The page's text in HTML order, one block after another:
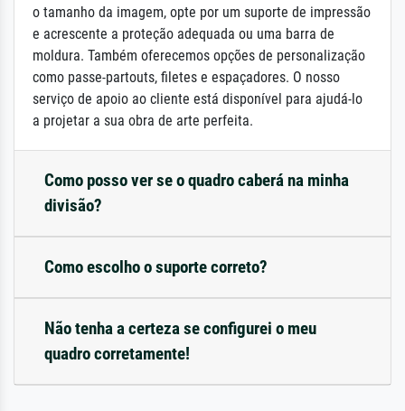
o tamanho da imagem, opte por um suporte de impressão
e acrescente a proteção adequada ou uma barra de
moldura. Também oferecemos opções de personalização
como passe-partouts, filetes e espaçadores. O nosso
serviço de apoio ao cliente está disponível para ajudá-lo
a projetar a sua obra de arte perfeita.
Como posso ver se o quadro caberá na minha
divisão?
Como escolho o suporte correto?
Não tenha a certeza se configurei o meu
quadro corretamente!